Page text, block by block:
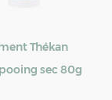
Thékan
sec 80g